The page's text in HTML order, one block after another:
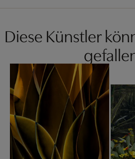
Diese Künstler